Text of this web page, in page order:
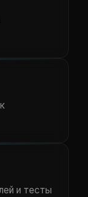
и тесты